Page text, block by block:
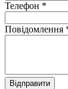
Телефон *
Повідомлення
Відправити